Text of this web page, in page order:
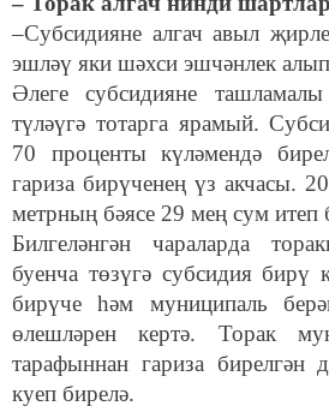
–Субсидияне алгач авыл
эшләү яки шәхси эшчәнлек
Әлеге субсидияне
түләүгә тотарга ярамый.
70 проценты күләмендә
гариза бирүченең үз акчасы.
метрның бәясе 29 мең сум итеп
Билгеләнгән чараларда
буенча төзүгә субсидия
бирүче һәм муниципаль
өлешләрен кертә. Торак
тарафыннан гариза бирелгән
куеп бирелә.